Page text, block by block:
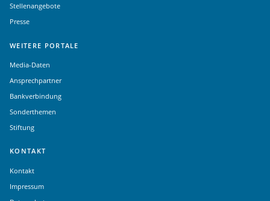
Stellenangebote
Presse
WEITERE PORTALE
Media-Daten
Ansprechpartner
Bankverbindung
Sonderthemen
Stiftung
KONTAKT
Kontakt
Impressum